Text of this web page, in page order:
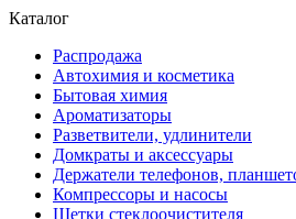
Каталог
Распродажа
Автохимия и косметика
Бытовая химия
Ароматизаторы
Разветвители, удлинители
Домкраты и аксессуары
Держатели телефонов,
Компрессоры и насосы
Щетки стеклоочистителя